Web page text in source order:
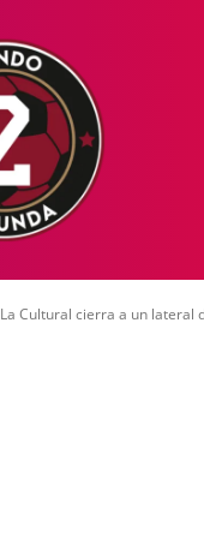
La Cultural cierra a un lateral